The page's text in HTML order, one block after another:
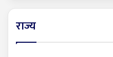
राज्य